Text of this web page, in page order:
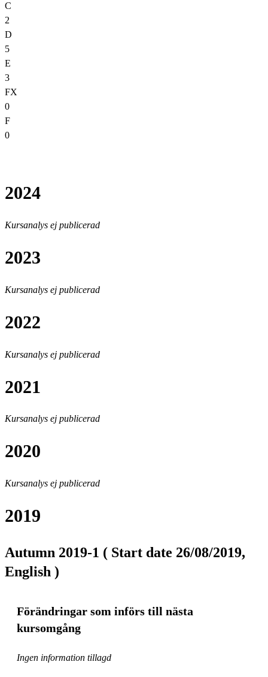
C
2
D
5
E
3
FX
0
F
0
2024
Kursanalys ej publicerad
2023
Kursanalys ej publicerad
2022
Kursanalys ej publicerad
2021
Kursanalys ej publicerad
2020
Kursanalys ej publicerad
2019
Autumn 2019-1 ( Start date 26/08/2019,
English )
Förändringar som införs till nästa
kursomgång
Ingen information tillagd